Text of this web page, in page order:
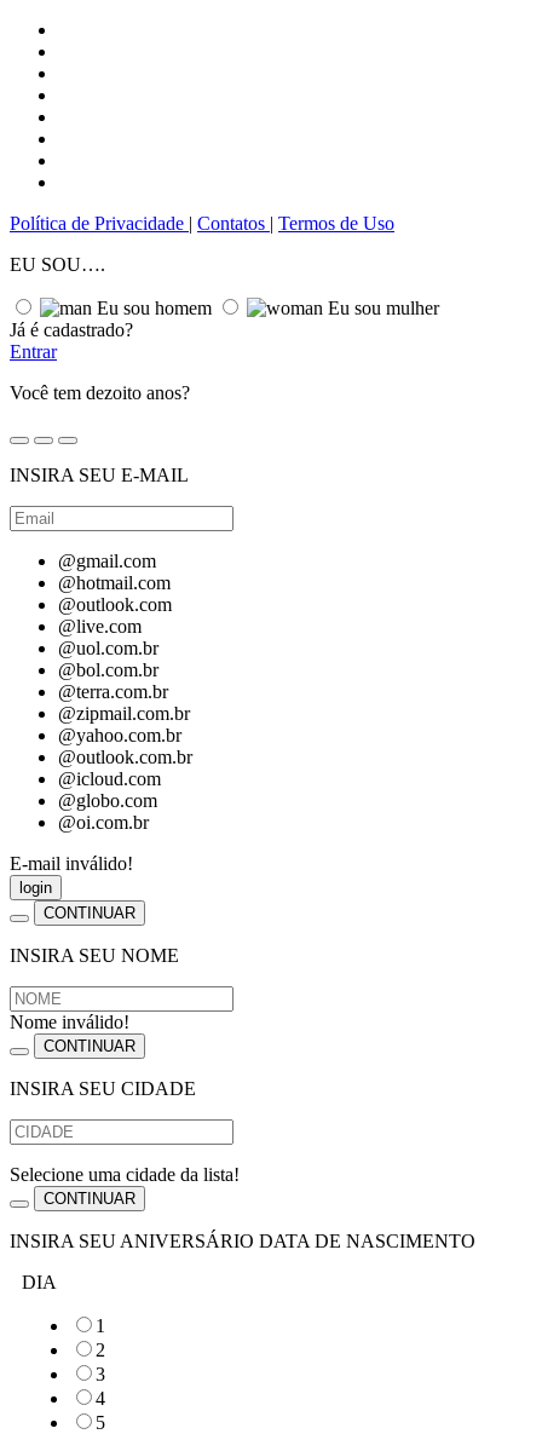
Política de Privacidade | Сontatos | Termos de Uso
EU SOU….
Eu sou homem
Eu sou mulher
Já é cadastrado?
Entrar
Você tem dezoito anos?
INSIRA SEU E-MAIL
@gmail.com
@hotmail.com
@outlook.com
@live.com
@uol.com.br
@bol.com.br
@terra.com.br
@zipmail.com.br
@yahoo.com.br
@outlook.com.br
@icloud.com
@globo.com
@oi.com.br
E-mail inválido!
login
CONTINUAR
INSIRA SEU NOME
Nome inválido!
CONTINUAR
INSIRA SEU CIDADE
Selecione uma cidade da lista!
CONTINUAR
INSIRA SEU ANIVERSÁRIO DATA DE NASCIMENTO
DIA
1
2
3
4
5